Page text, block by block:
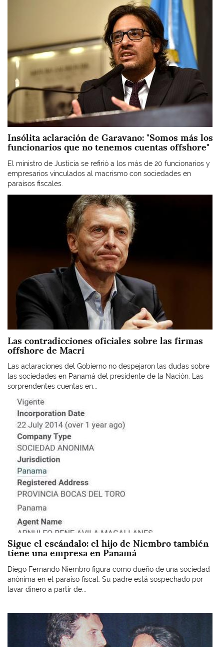
Insólita aclaración de Garavano: "Somos más los
funcionarios que no tenemos cuentas offshore"
El ministro de Justicia se refirió a los más de 20 funcionarios y
empresarios vinculados al macrismo con sociedades en
paraísos fiscales.
Las contradicciones oficiales sobre las firmas
offshore de Macri
Las aclaraciones del Gobierno no despejaron las dudas sobre
las sociedades en Panamá del presidente de la Nación. Las
sorprendentes cuentas en...
Imagen
Sigue el escándalo: el hijo de Niembro también
tiene una empresa en Panamá
Diego Fernando Niembro figura como dueño de una sociedad
anónima en el paraíso fiscal. Su padre está sospechado por
lavar dinero a partir de...